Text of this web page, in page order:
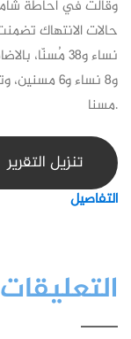
مسنا.
تنزيل التقرير
التفاصيل
التعليقات